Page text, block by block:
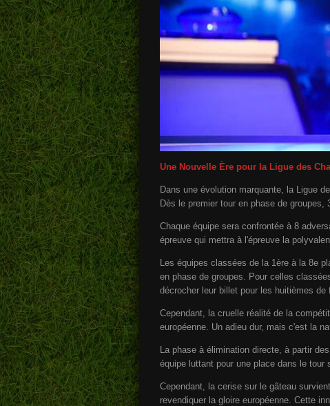
Une Nouvelle Ère pour la Ligue des
Dans une évolution marquante, la Ligue
Dès le premier tour en phase de
Chaque équipe sera confrontée à 8
épreuve qui mettra à l'épreuve la
Les équipes classées de la 1ère à la 8e
en phase de groupes. Pour celles
décrocher leur billet pour les huitièmes de
Cependant, la cruelle réalité de la
européenne. Un adieu dur, mais c'est la
La phase à élimination directe, à partir
équipe luttant pour une place dans le tour
Cependant, la cerise sur le gâteau
revendiquer la gloire européenne. Cette